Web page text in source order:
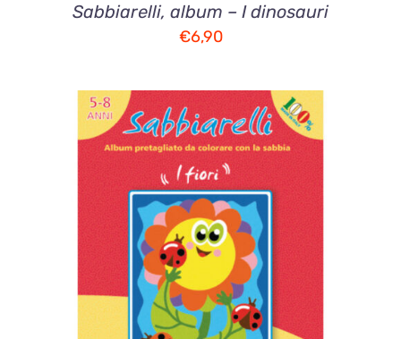
Sabbiarelli, album – I dinosauri
€6,90
AGGIUNGI AL CARRELLO